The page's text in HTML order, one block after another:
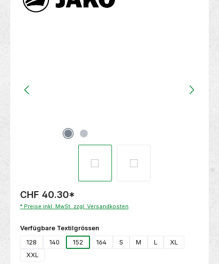
CHF 40.30*
* Preise inkl. MwSt. zzgl. Versandkosten
Verfügbare Textilgrössen
128
140 152 164 S M L
XL
XXL